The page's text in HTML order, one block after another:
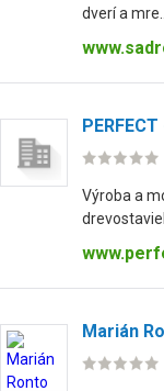
dverí a mre...
Výroba a
Marián